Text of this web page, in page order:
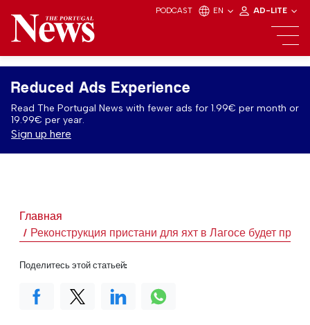
PODCAST EN AD-LITE
Reduced Ads Experience
Read The Portugal News with fewer ads for 1.99€ per month or
19.99€ per year.
Sign up here
Главная
Реконструкция пристани для яхт в Лагосе будет
Поделитесь этой статьей: